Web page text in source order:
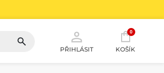
PŘIHLÁSIT
0
KOŠÍK